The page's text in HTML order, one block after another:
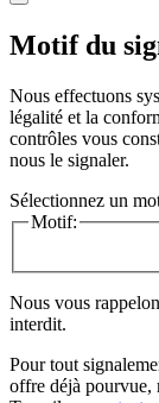
Motif du
Nous effectuons
légalité et la
contrôles vous
nous le signaler.
Sélectionnez un
Motif:
Nous vous
interdit.
Pour tout
offre déjà pourvue,